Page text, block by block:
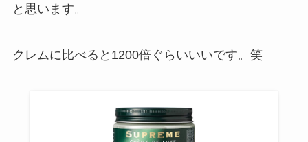
と思います。
クレムに比べると1200倍ぐらいいいです。笑